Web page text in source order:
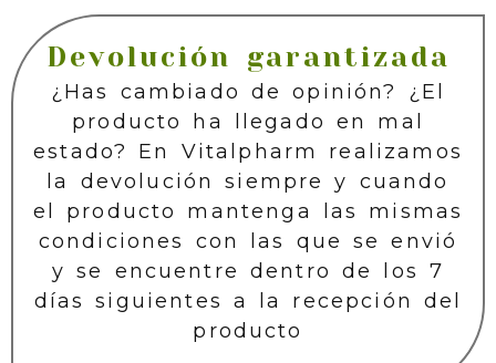
Devolución garantizada
¿Has cambiado de opinión? ¿El
producto ha llegado en mal
estado? En Vitalpharm realizamos
la devolución siempre y cuando
el producto mantenga las mismas
condiciones con las que se envió
y se encuentre dentro de los 7
días siguientes a la recepción del
producto